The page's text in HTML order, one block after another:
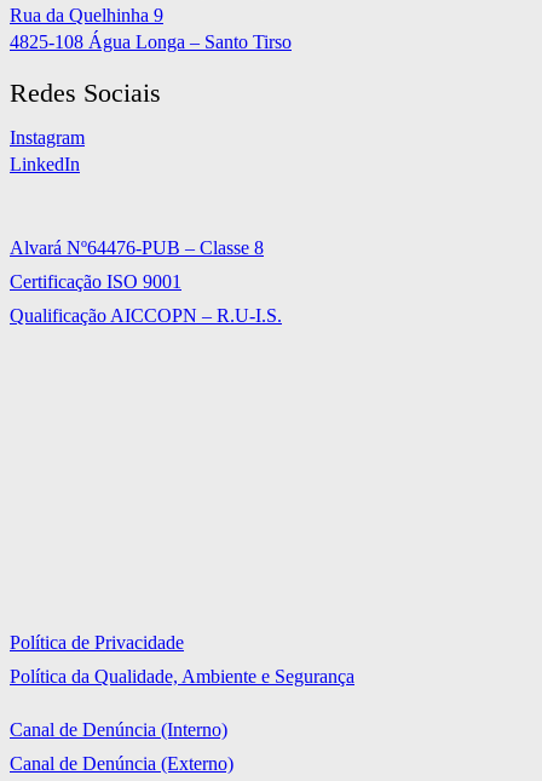
Rua da Quelhinha 9
4825-108 Água Longa – Santo Tirso
Redes Sociais
Instagram
LinkedIn
Alvará Nº64476-PUB – Classe 8
Certificação ISO 9001
Qualificação AICCOPN – R.U-I.S.
Política de Privacidade
Política da Qualidade, Ambiente e Segurança
Canal de Denúncia (Interno)
Canal de Denúncia (Externo)